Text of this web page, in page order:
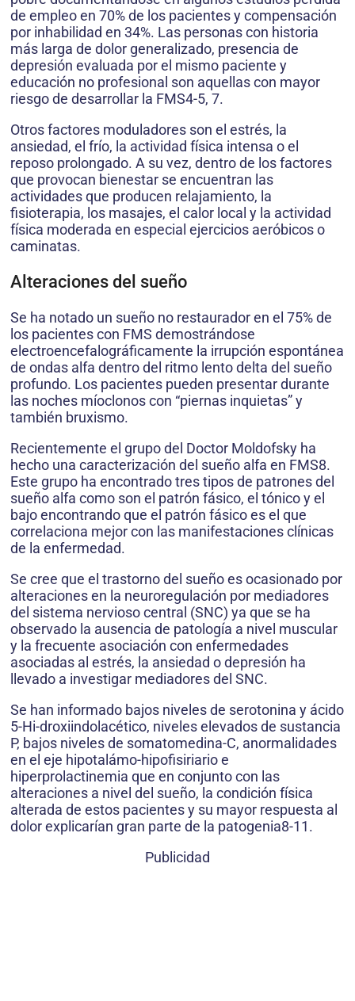
de empleo en 70% de los pacientes y compensación
por inhabilidad en 34%. Las personas con historia
más larga de dolor generalizado, presencia de
depresión evaluada por el mismo paciente y
educación no profesional son aquellas con mayor
riesgo de desarrollar la FMS4-5, 7.
Otros factores moduladores son el estrés, la
ansiedad, el frío, la actividad física intensa o el
reposo prolongado. A su vez, dentro de los factores
que provocan bienestar se encuentran las
actividades que producen relajamiento, la
fisioterapia, los masajes, el calor local y la actividad
física moderada en especial ejercicios aeróbicos o
caminatas.
Alteraciones del sueño
Se ha notado un sueño no restaurador en el 75% de
los pacientes con FMS demostrándose
electroencefalográficamente la irrupción espontánea
de ondas alfa dentro del ritmo lento delta del sueño
profundo. Los pacientes pueden presentar durante
las noches míoclonos con “piernas inquietas” y
también bruxismo.
Recientemente el grupo del Doctor Moldofsky ha
hecho una caracterización del sueño alfa en FMS8.
Este grupo ha encontrado tres tipos de patrones del
sueño alfa como son el patrón fásico, el tónico y el
bajo encontrando que el patrón fásico es el que
correlaciona mejor con las manifestaciones clínicas
de la enfermedad.
Se cree que el trastorno del sueño es ocasionado por
alteraciones en la neuroregulación por mediadores
del sistema nervioso central (SNC) ya que se ha
observado la ausencia de patología a nivel muscular
y la frecuente asociación con enfermedades
asociadas al estrés, la ansiedad o depresión ha
llevado a investigar mediadores del SNC.
Se han informado bajos niveles de serotonina y ácido
5-Hi-droxiindolacético, niveles elevados de sustancia
P, bajos niveles de somatomedina-C, anormalidades
en el eje hipotalámo-hipofisiriario e
hiperprolactinemia que en conjunto con las
alteraciones a nivel del sueño, la condición física
alterada de estos pacientes y su mayor respuesta al
dolor explicarían gran parte de la patogenia8-11.
Publicidad